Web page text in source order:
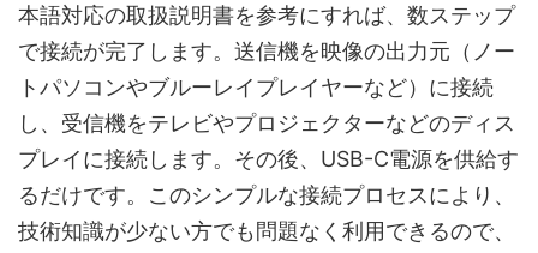
本語対応の取扱説明書を参考にすれば、数ステップ
で接続が完了します。送信機を映像の出力元（ノー
トパソコンやブルーレイプレイヤーなど）に接続
し、受信機をテレビやプロジェクターなどのディス
プレイに接続します。その後、USB-C電源を供給す
るだけです。このシンプルな接続プロセスにより、
技術知識が少ない方でも問題なく利用できるので、